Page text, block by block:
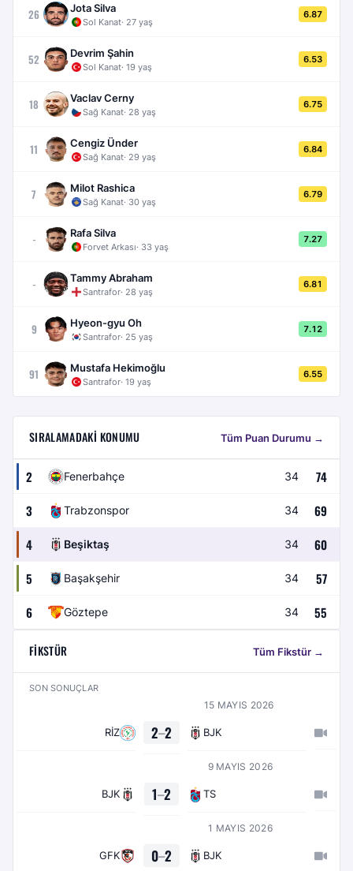
26 Jota Silva
Sol Kanat· 27 yaş
6.87
52 Devrim Şahin
Sol Kanat· 19 yaş
6.53
18 Vaclav Cerny
Sağ Kanat· 28 yaş
6.75
11 Cengiz Ünder
Sağ Kanat· 29 yaş
6.84
7 Milot Rashica
Sağ Kanat· 30 yaş
6.79
- Rafa Silva
Forvet Arkası· 33 yaş
7.27
- Tammy Abraham
Santrafor· 28 yaş
6.81
9 Hyeon-gyu Oh
Santrafor· 25 yaş
7.12
91 Mustafa Hekimoğlu
Santrafor· 19 yaş
6.55
SIRALAMADAKI KONUMU Tüm Puan Durumu →
2 Fenerbahçe 34
74
3
Trabzonspor 34
69
4
Beşiktaş 34
60
5
Başakşehir 34
57
6
Göztepe 34 55
FIKSTÜR Tüm Fikstür →
SON SONUÇLAR
15 MAYIS 2026
RİZ 2–2 BJK
9 MAYIS 2026
BJK 1–2 TS
1 MAYIS 2026
GFK 0–2 BJK